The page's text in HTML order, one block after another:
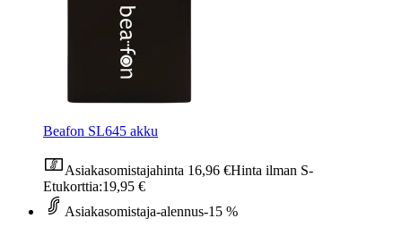
Beafon SL645 akku
Asiakasomistajahinta 16,96 €Hinta ilman S-
Etukorttia:19,95 €
Asiakasomistaja-alennus-15 %